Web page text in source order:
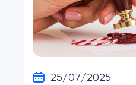
25/07/2025